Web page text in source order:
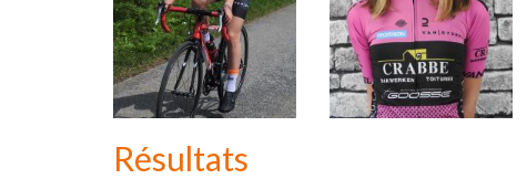
Résultats